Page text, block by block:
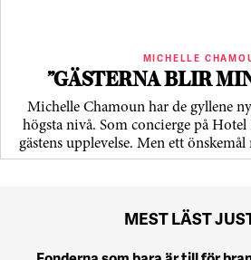
MICHELLE
”GÄSTERNA BLIR
Michelle Chamoun har de gyllene
högsta nivå. Som concierge på
gästens upp­levelse. Men ett
MEST LÄST